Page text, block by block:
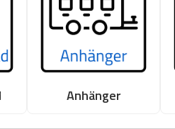
Anhänger